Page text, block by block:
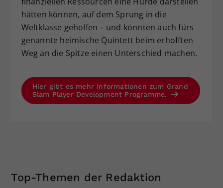
hätten können, auf dem Sprung in die
Weltklasse geholfen – und könnten auch fürs
genannte heimische Quintett beim erhofften
Weg an die Spitze einen Unterschied machen.
Hier gibt es mehr Informationen zum Grand
Slam Player Development Programme.
Top-Themen der Redaktion